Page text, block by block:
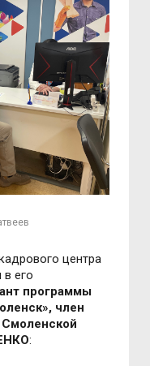
центра
в его
программы
член
: